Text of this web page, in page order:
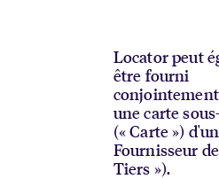
Locator peut
être fourni
conjointement
une carte
(« Carte »)
Fournisseur
Tiers »).